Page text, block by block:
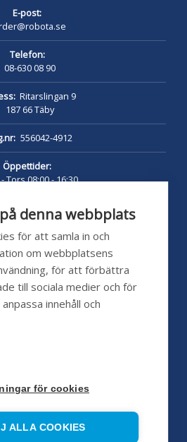
denna webbplats
för att samla in och
om webbplatsens
för att förbättra
till sociala medier och för
innehåll och
för cookies
ALLA COOKIES
E-post:
Telefon:
08-630 08 90
Ritarslingan 9
187 66 Täby
556042-4912
Öppettider:
Tors 08:00 - 16:30
12:00 - 13:00
24/7